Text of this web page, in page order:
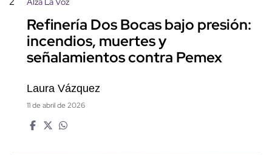
Refinería Dos Bocas bajo presión:
incendios, muertes y
señalamientos contra Pemex
Laura Vázquez
11 de abril de 2026